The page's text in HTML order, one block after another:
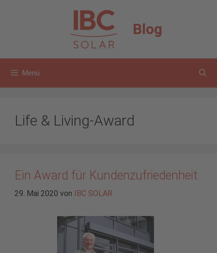
Blog
Menü
Life & Living-Award
Ein Award für Kundenzufriedenheit
29. Mai 2020 von IBC SOLAR